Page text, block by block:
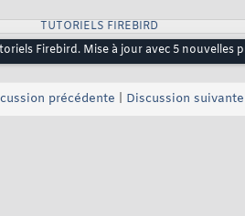
TUTORIELS FIREBIRD
Firebird. Mise à jour avec 5 nouvelles
précédente Discussion suivante